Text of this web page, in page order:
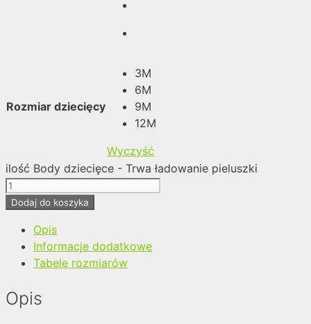
Rozmiar dziecięcy
3M
6M
9M
12M
Wyczyść
ilość Body dziecięce - Trwa ładowanie pieluszki
Dodaj do koszyka
Opis
Informacje dodatkowe
Tabele rozmiarów
Opis